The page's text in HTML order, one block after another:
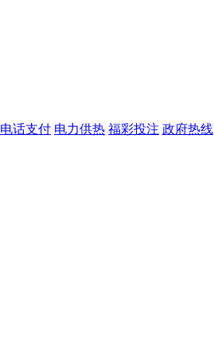
电话支付 电力供热 福彩投注 政府热线